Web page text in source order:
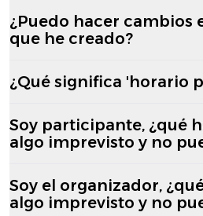
¿Puedo hacer cambios
que he creado?
¿Qué significa 'horario
Soy participante, ¿qué
algo imprevisto y no
Soy el organizador,
algo imprevisto y no